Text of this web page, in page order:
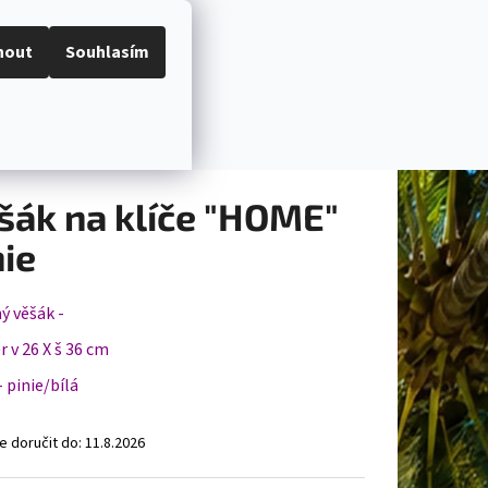
Souhlasím
BYTOVÉ DEKORACE
na klíče "HOME"
věšák -
v 26 X š 36 cm
pinie/bílá
doručit do:11.8.2026